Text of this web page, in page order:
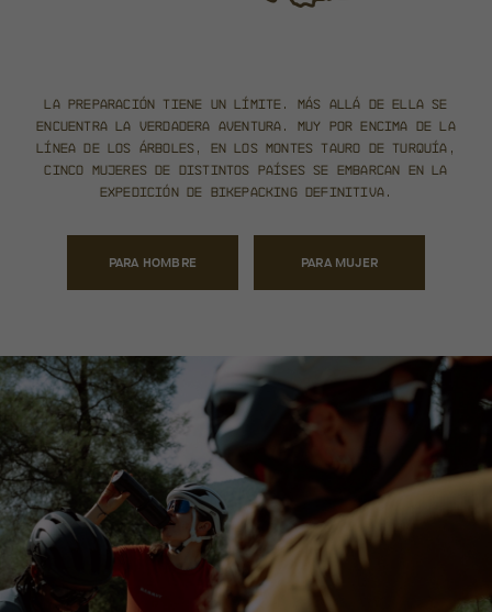
La preparación tiene un límite. Más allá de ella se
encuentra la verdadera aventura. Muy por encima de la
línea de los árboles, en los montes Tauro de Turquía,
cinco mujeres de distintos países se embarcan en la
expedición de bikepacking definitiva.
PARA HOMBRE PARA MUJER